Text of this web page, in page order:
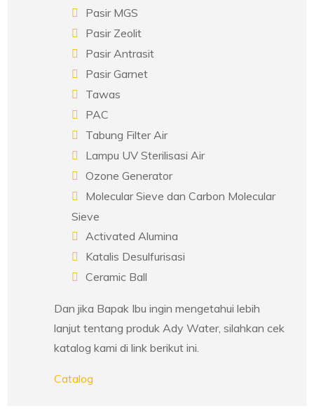
Pasir MGS
Pasir Zeolit
Pasir Antrasit
Pasir Garnet
Tawas
PAC
Tabung Filter Air
Lampu UV Sterilisasi Air
Ozone Generator
Molecular Sieve dan Carbon Molecular
Sieve
Activated Alumina
Katalis Desulfurisasi
Ceramic Ball
Dan jika Bapak Ibu ingin mengetahui lebih
lanjut tentang produk Ady Water, silahkan cek
katalog kami di link berikut ini.
Catalog